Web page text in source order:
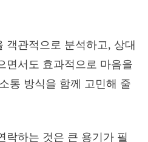
객관적으로 분석하고, 상대
면서도 효과적으로 마음을
통 방식을 함께 고민해 줄
락하는 것은 큰 용기가 필